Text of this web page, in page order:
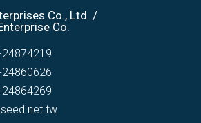
Co., Ltd. /
Co.